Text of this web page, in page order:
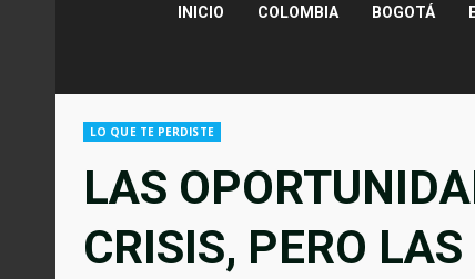
INICIO COLOMBIA BOGOTÁ
LO QUE TE PERDISTE
LAS
CRISIS, PERO